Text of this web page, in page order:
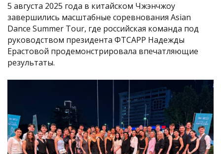
5 августа 2025 года в китайском Чжэнчжоу
завершились масштабные соревнования Asian
Dance Summer Tour, где российская команда под
руководством президента ФТСАРР Надежды
Ерастовой продемонстрировала впечатляющие
результаты.